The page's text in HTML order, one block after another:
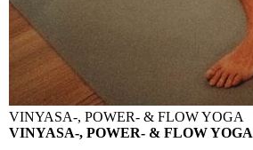
VINYASA-, POWER- & FLOW YOGA
VINYASA-, POWER- & FLOW YOGA